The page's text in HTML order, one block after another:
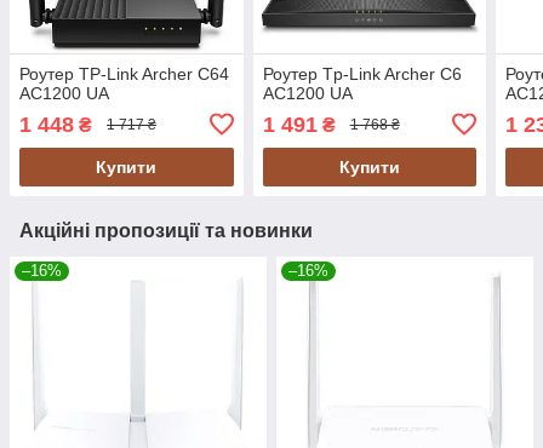
Роутер TP-Link Archer C64
AC1200 UA
1 448 ₴ 1 717 ₴
Купити
Роутер Tp-Link Archer C6
AC1200 UA
1 491₴ 1 768 ₴
Купити
1
Акційні пропозиції та новинки
–16% –16%